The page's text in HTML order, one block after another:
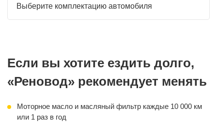
Выберите комплектацию автомобиля
Если вы хотите ездить долго,
«Реновод» рекомендует менять
Моторное масло и масляный фильтр каждые 10 000 км
или 1 раз в год